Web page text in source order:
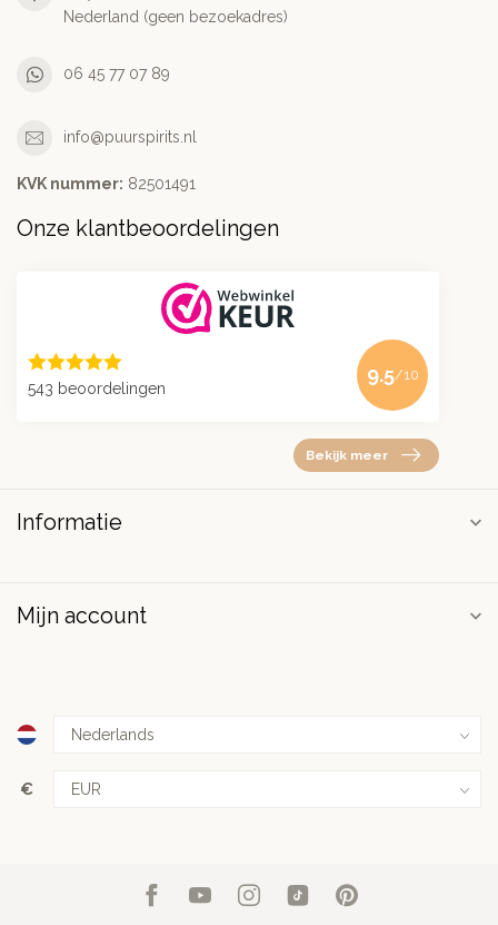
Nederland (geen bezoekadres)
06 45 77 07 89
info@puurspirits.nl
KVK nummer: 82501491
Onze klantbeoordelingen
543 beoordelingen
9.5/10
Bekijk meer
Informatie
Mijn account
€